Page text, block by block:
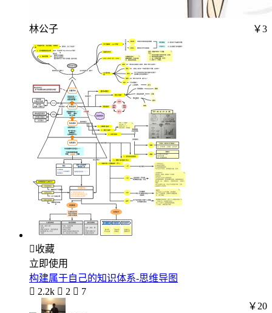
林公子 ￥3
收藏
立即使用
构建属于自己的知识体系-思维导图
 2.2k  2  7
￥20